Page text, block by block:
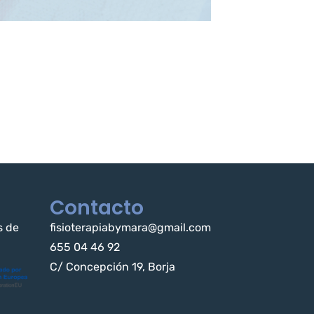
de
Contacto
fisioterapiabymara@gmail.com
655 04 46 92
C/ Concepción 19, Borja